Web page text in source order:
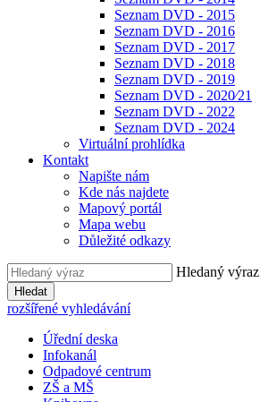
Seznam DVD - 2015
Seznam DVD - 2016
Seznam DVD - 2017
Seznam DVD - 2018
Seznam DVD - 2019
Seznam DVD - 2020⁄21
Seznam DVD - 2022
Seznam DVD - 2024
Virtuální prohlídka
Kontakt
Napište nám
Kde nás najdete
Mapový portál
Mapa webu
Důležité odkazy
Hledaný výraz
Hledat
rozšířené vyhledávání
Úřední deska
Infokanál
Odpadové centrum
ZŠ a MŠ